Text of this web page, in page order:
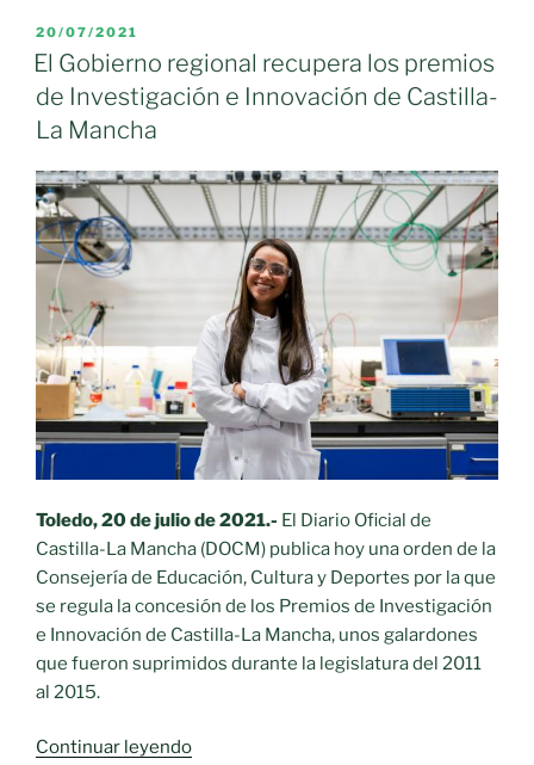
un
cambio
el
sector
vitivinícola
conectará
todos
los
eslabones
de
la
con
un
código
QR»
PUBLICADO
EL
20/07/2021
El Gobierno regional recupera los premios
de Investigación e Innovación de Castilla-
La Mancha
Toledo, 20 de julio de 2021.- El Diario Oficial de
Castilla-La Mancha (DOCM) publica hoy una orden de la
Consejería de Educación, Cultura y Deportes por la que
se regula la concesión de los Premios de Investigación
e Innovación de Castilla-La Mancha, unos galardones
que fueron suprimidos durante la legislatura del 2011
al 2015.
Continuar leyendo«El